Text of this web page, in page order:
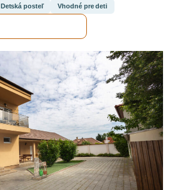
Detská posteľ Vhodné pre deti